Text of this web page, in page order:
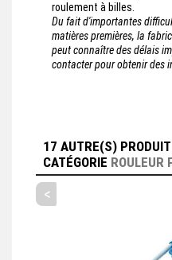
roulement à billes.
Du fait d'importantes
matières premières, la
peut connaître des délais
contacter pour obtenir des
17 AUTRE(S)
CATÉGORIE ROULEUR
<